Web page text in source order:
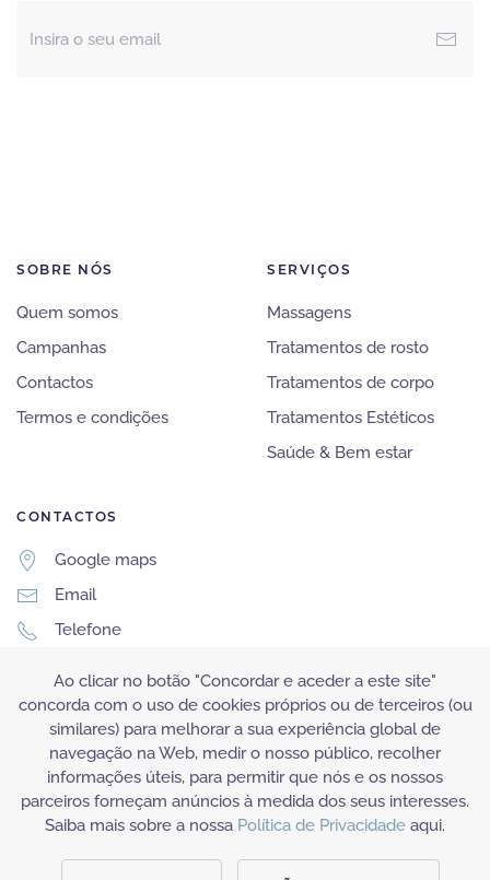
SOBRE NÓS
Quem somos
Campanhas
Contactos
Termos e condições
SERVIÇOS
Massagens
Tratamentos de rosto
Tratamentos de corpo
Tratamentos Estéticos
Saúde & Bem estar
CONTACTOS
Google maps
Email
Telefone
Whatsapp
Ao clicar no botão "Concordar e aceder a este site"
concorda com o uso de cookies próprios ou de terceiros (ou
similares) para melhorar a sua experiência global de
navegação na Web, medir o nosso público, recolher
informações úteis, para permitir que nós e os nossos
parceiros forneçam anúncios à medida dos seus interesses.
Saiba mais sobre a nossa Política de Privacidade aqui.